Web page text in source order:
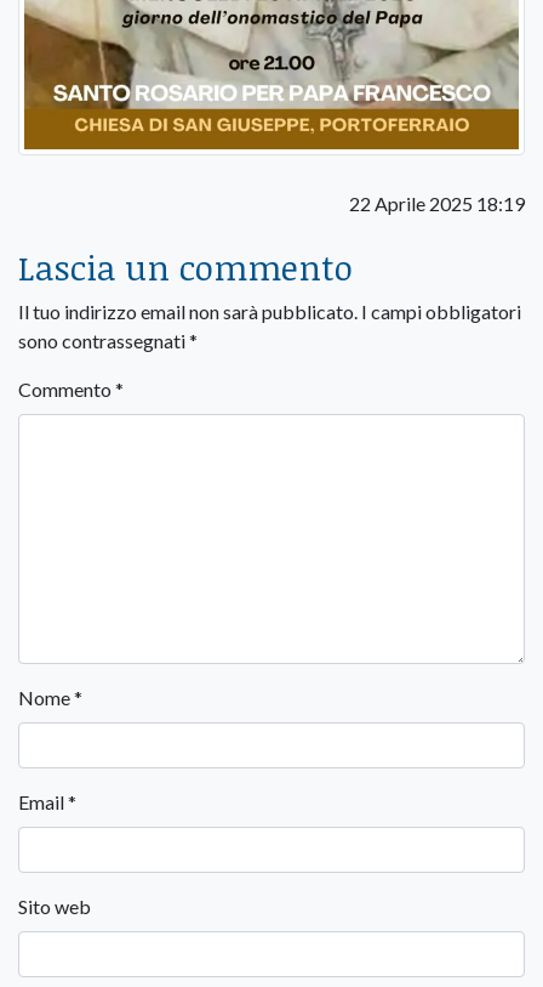
22 Aprile 2025 18:19
Lascia un commento
Il tuo indirizzo email non sarà pubblicato. I campi obbligatori
sono contrassegnati*
Commento *
Nome*
Email*
Sito web